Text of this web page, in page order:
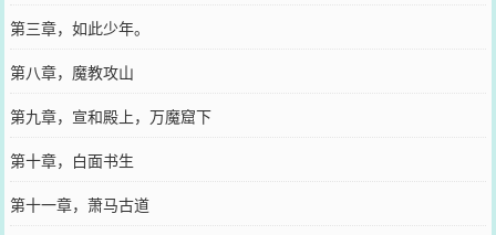
第三章，如此少年。
第八章，魔教攻山
第九章，宣和殿上，万魔窟下
第十章，白面书生
第十一章，萧马古道